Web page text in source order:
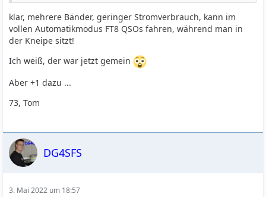
klar, mehrere Bänder, geringer Stromverbrauch, kann im
vollen Automatikmodus FT8 QSOs fahren, während man in
der Kneipe sitzt!
Ich weiß, der war jetzt gemein
Aber +1 dazu ...
73, Tom
DG4SFS
3. Mai 2022 um 18:57